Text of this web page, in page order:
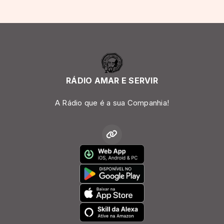
RÁDIO AMAR E SERVIR
A Rádio que é a sua Companhia!